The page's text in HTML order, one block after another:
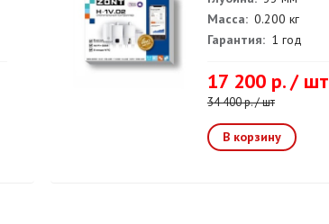
Масса: 0.200 кг
Гарантия: 1 год
17 200 р. / шт
34 400 р. / шт